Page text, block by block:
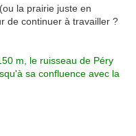
la prairie juste en
de continuer à travailler ?
m, le ruisseau de Péry
sa confluence avec la